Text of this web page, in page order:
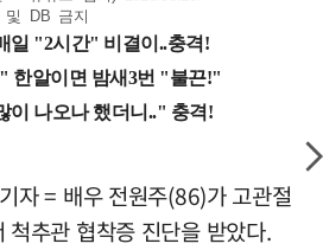
및 DB 금지
자 = 배우 전원주(86)가 고관절
척추관 협착증 진단을 받았다.